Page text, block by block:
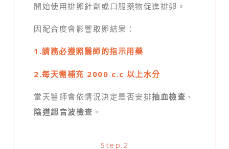
開始使用排卵針劑或口服藥物促進排卵。
因配合度會影響取卵結果：
1.請務必遵照醫師的指示用藥
2.每天需補充 2000 c.c 以上水分
當天醫師會依情況決定是否安排抽血檢查 、
陰道超音波檢查 。
Step.2